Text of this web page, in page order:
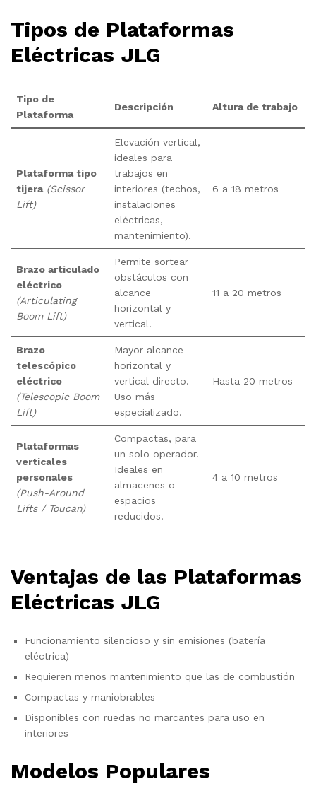
Tipos de Plataformas
Eléctricas JLG
Tipo de
Plataforma
Descripción Altura de trabajo
Plataforma tipo
tijera (Scissor
Lift)
Elevación vertical,
ideales para
trabajos en
interiores (techos,
instalaciones
eléctricas,
mantenimiento).
6 a 18 metros
Brazo articulado
eléctrico
(Articulating
Boom Lift)
Permite sortear
obstáculos con
alcance
horizontal y
vertical.
11 a 20 metros
Brazo
telescópico
eléctrico
(Telescopic Boom
Lift)
Mayor alcance
horizontal y
vertical directo.
Uso más
especializado.
Hasta 20 metros
Plataformas
verticales
personales
(Push-Around
Lifts / Toucan)
Compactas, para
un solo operador.
Ideales en
almacenes o
espacios
reducidos.
4 a 10 metros
Ventajas de las Plataformas
Eléctricas JLG
Funcionamiento silencioso y sin emisiones (batería
eléctrica)
Requieren menos mantenimiento que las de combustión
Compactas y maniobrables
Disponibles con ruedas no marcantes para uso en
interiores
Modelos Populares